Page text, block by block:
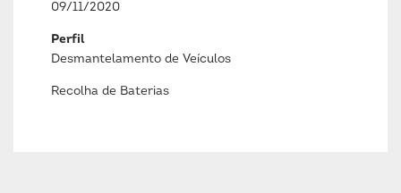
09/11/2020
Perfil
Desmantelamento de Veículos
Recolha de Baterias